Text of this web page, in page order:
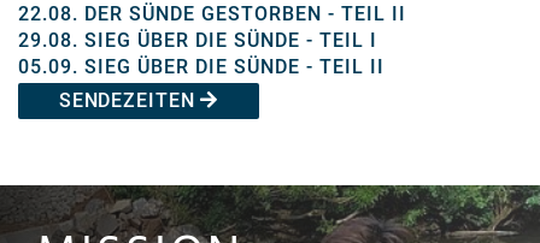
22.08. DER SÜNDE GESTORBEN - TEIL II
29.08. SIEG ÜBER DIE SÜNDE - TEIL I
05.09. SIEG ÜBER DIE SÜNDE - TEIL II
SENDEZEITEN